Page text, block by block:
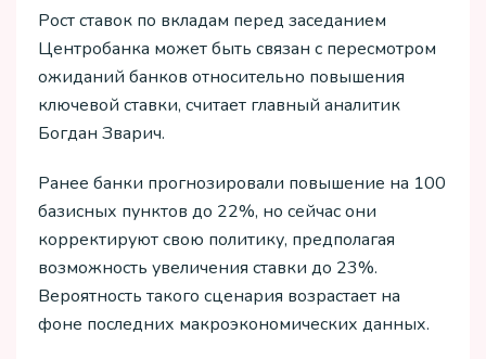
Рост ставок по вкладам перед заседанием
Центробанка может быть связан с пересмотром
ожиданий банков относительно повышения
ключевой ставки, считает главный аналитик
Богдан Зварич.
Ранее банки прогнозировали повышение на 100
базисных пунктов до 22%, но сейчас они
корректируют свою политику, предполагая
возможность увеличения ставки до 23%.
Вероятность такого сценария возрастает на
фоне последних макроэкономических данных.